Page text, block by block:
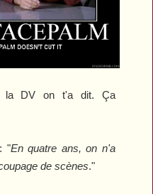
la DV on t'a dit. Ça
"En quatre ans, on n'a
de scènes."